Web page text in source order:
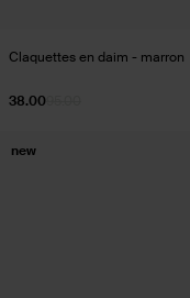
Claquettes en daim - marron
38.00
new